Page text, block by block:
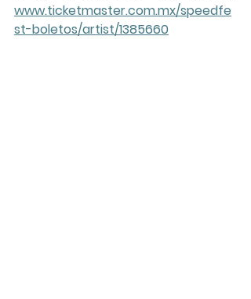
www.ticketmaster.com.mx/speedfe
st-boletos/artist/1385660